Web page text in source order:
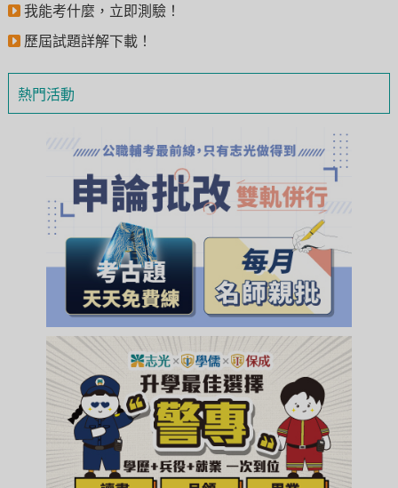
我能考什麼，立即測驗！
歷屆試題詳解下載！
熱門活動